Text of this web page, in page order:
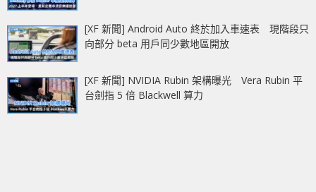
[XF 新聞] Android Auto 終於加入車速表 現階段只
向部分 beta 用戶同少數地區開放
[XF 新聞] NVIDIA Rubin 架構曝光 Vera Rubin 平
台劍指 5 倍 Blackwell 算力